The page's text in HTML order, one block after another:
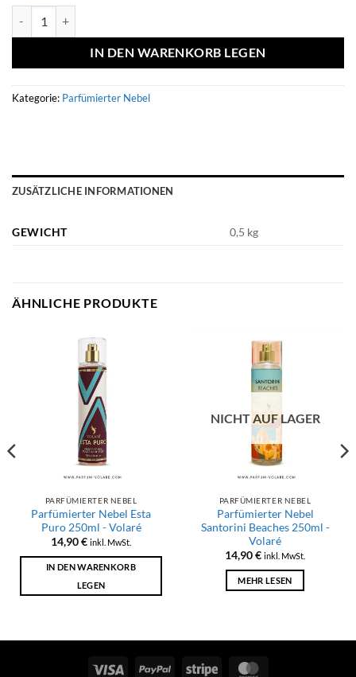
IN DEN WARENKORB LEGEN
Kategorie: Parfümierter Nebel
ZUSÄTZLICHE INFORMATIONEN
GEWICHT 0,5 kg
ÄHNLICHE PRODUKTE
PARFÜMIERTER NEBEL
Parfümierter Nebel Esta
Puro 250ml - Volaré
14,90€ inkl. MwSt.
IN DEN WARENKORB
LEGEN
NICHT AUF LAGER
PARFÜMIERTER NEBEL
Parfümierter Nebel
Santorini Beaches 250ml -
Volaré
14,90€ inkl. MwSt.
MEHR LESEN
Visum PayPal Streifen